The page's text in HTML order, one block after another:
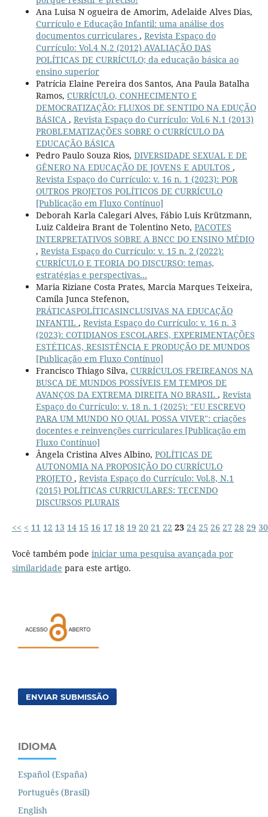
Ana Luisa N ogueira de Amorim, Adelaide Alves Dias,
Currículo e Educação Infantil: uma análise dos
documentos curriculares , Revista Espaço do
Currículo: Vol.4 N.2 (2012) AVALIAÇÃO DAS
POLÍTICAS DE CURRÍCULO; da educação básica ao
ensino superior
Patrícia Elaine Pereira dos Santos, Ana Paula Batalha
Ramos, CURRÍCULO, CONHECIMENTO E
DEMOCRATIZAÇÃO: FLUXOS DE SENTIDO NA EDUÇÃO
BÁSICA , Revista Espaço do Currículo: Vol.6 N.1 (2013)
PROBLEMATIZAÇÕES SOBRE O CURRÍCULO DA
EDUCAÇÃO BÁSICA
Pedro Paulo Souza Rios, DIVERSIDADE SEXUAL E DE
GÊNERO NA EDUCAÇÃO DE JOVENS E ADULTOS ,
Revista Espaço do Currículo: v. 16 n. 1 (2023): POR
OUTROS PROJETOS POLÍTICOS DE CURRÍCULO
[Publicação em Fluxo Contínuo]
Deborah Karla Calegari Alves, Fábio Luis Krützmann,
Luiz Caldeira Brant de Tolentino Neto, PACOTES
INTERPRETATIVOS SOBRE A BNCC DO ENSINO MÉDIO
, Revista Espaço do Currículo: v. 15 n. 2 (2022):
CURRÍCULO E TEORIA DO DISCURSO: temas,
estratégias e perspectivas...
Maria Riziane Costa Prates, Marcia Marques Teixeira,
Camila Junca Stefenon,
PRÁTICASPOLÍTICASINCLUSIVAS NA EDUCAÇÃO
INFANTIL , Revista Espaço do Currículo: v. 16 n. 3
(2023): COTIDIANOS ESCOLARES, EXPERIMENTAÇÕES
ESTÉTICAS, RESISTÊNCIA E PRODUÇÃO DE MUNDOS
[Publicação em Fluxo Contínuo]
Francisco Thiago Silva, CURRÍCULOS FREIREANOS NA
BUSCA DE MUNDOS POSSÍVEIS EM TEMPOS DE
AVANÇOS DA EXTREMA DIREITA NO BRASIL , Revista
Espaço do Currículo: v. 18 n. 1 (2025): "EU ESCREVO
PARA UM MUNDO NO QUAL POSSA VIVER": criações
docentes e reinvenções curriculares [Publicação em
Fluxo Contínuo]
Ângela Cristina Alves Albino, POLÍTICAS DE
AUTONOMIA NA PROPOSIÇÃO DO CURRÍCULO
PROJETO , Revista Espaço do Currículo: Vol.8, N.1
(2015) POLÍTICAS CURRICULARES: TECENDO
DISCURSOS PLURAIS
<< < 11 12 13 14 15 16 17 18 19 20 21 22 23 24 25 26 27 28 29 30
Você também pode iniciar uma pesquisa avançada por
similaridade para este artigo.
ENVIAR SUBMISSÃO
IDIOMA
Español (España)
Português (Brasil)
English